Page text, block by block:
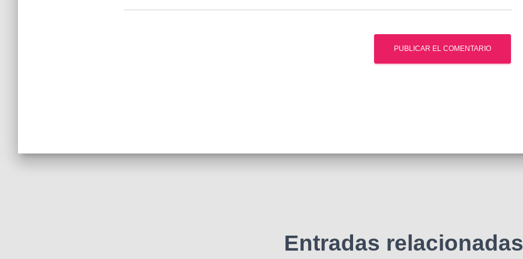
Entradas relacionadas